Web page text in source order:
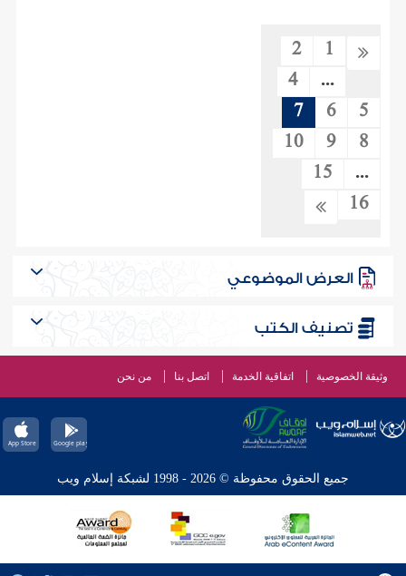
1
2
...
4
5
6
7
8
9
10
...
15
16
العرض الموضوعي
تصنيف الكتب
وثيقة الخصوصية اتفاقية الخدمة اتصل بنا من نحن
جميع الحقوق محفوظة © 2026 - 1998 لشبكة إسلام ويب